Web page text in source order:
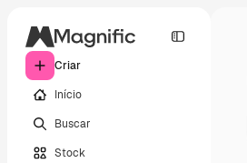
Criar
Início
Buscar
Stock